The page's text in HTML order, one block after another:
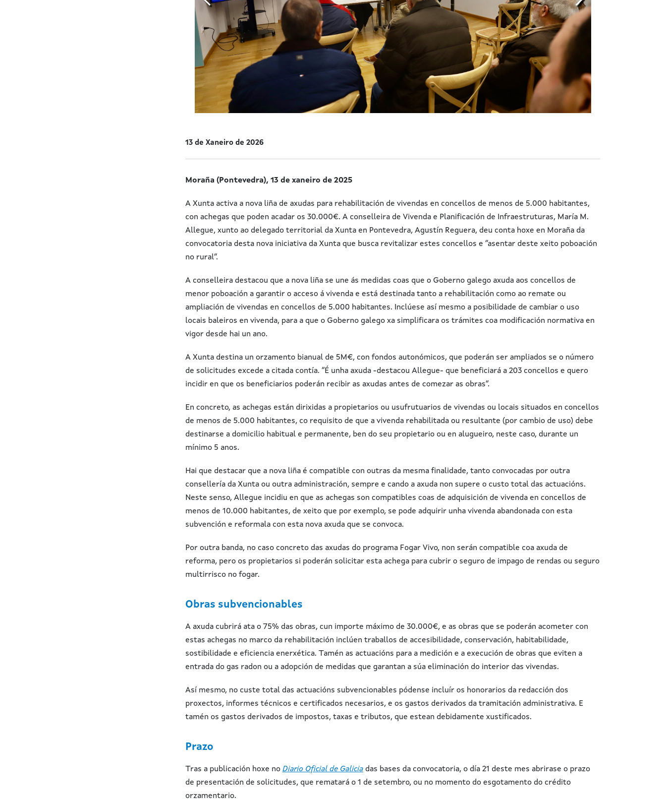
13 de Xaneiro de 2026
Moraña (Pontevedra), 13 de xaneiro de 2025
A Xunta activa a nova liña de axudas para rehabilitación de vivendas en concellos de menos de 5.000 habitantes,
con achegas que poden acadar os 30.000€. A conselleira de Vivenda e Planificación de Infraestruturas, María M.
Allegue, xunto ao delegado territorial da Xunta en Pontevedra, Agustín Reguera, deu conta hoxe en Moraña da
convocatoria desta nova iniciativa da Xunta que busca revitalizar estes concellos e “asentar deste xeito poboación
no rural”.
A conselleira destacou que a nova liña se une ás medidas coas que o Goberno galego axuda aos concellos de
menor poboación a garantir o acceso á vivenda e está destinada tanto a rehabilitación como ao remate ou
ampliación de vivendas en concellos de 5.000 habitantes. Inclúese así mesmo a posibilidade de cambiar o uso
locais baleiros en vivenda, para a que o Goberno galego xa simplificara os trámites coa modificación normativa en
vigor desde hai un ano.
A Xunta destina un orzamento bianual de 5M€, con fondos autonómicos, que poderán ser ampliados se o número
de solicitudes excede a citada contía. “É unha axuda -destacou Allegue- que beneficiará a 203 concellos e quero
incidir en que os beneficiarios poderán recibir as axudas antes de comezar as obras”.
En concreto, as achegas están dirixidas a propietarios ou usufrutuarios de vivendas ou locais situados en concellos
de menos de 5.000 habitantes, co requisito de que a vivenda rehabilitada ou resultante (por cambio de uso) debe
destinarse a domicilio habitual e permanente, ben do seu propietario ou en alugueiro, neste caso, durante un
mínimo 5 anos.
Hai que destacar que a nova liña é compatible con outras da mesma finalidade, tanto convocadas por outra
consellería da Xunta ou outra administración, sempre e cando a axuda non supere o custo total das actuacións.
Neste senso, Allegue incidiu en que as achegas son compatibles coas de adquisición de vivenda en concellos de
menos de 10.000 habitantes, de xeito que por exemplo, se pode adquirir unha vivenda abandonada con esta
subvención e reformala con esta nova axuda que se convoca.
Por outra banda, no caso concreto das axudas do programa Fogar Vivo, non serán compatible coa axuda de
reforma, pero os propietarios si poderán solicitar esta achega para cubrir o seguro de impago de rendas ou seguro
multirrisco no fogar.
Obras subvencionables
A axuda cubrirá ata o 75% das obras, cun importe máximo de 30.000€, e as obras que se poderán acometer con
estas achegas no marco da rehabilitación inclúen traballos de accesibilidade, conservación, habitabilidade,
sostibilidade e eficiencia enerxética. Tamén as actuacións para a medición e a execución de obras que eviten a
entrada do gas radon ou a adopción de medidas que garantan a súa eliminación do interior das vivendas.
Así mesmo, no custe total das actuacións subvencionables pódense incluír os honorarios da redacción dos
proxectos, informes técnicos e certificados necesarios, e os gastos derivados da tramitación administrativa. E
tamén os gastos derivados de impostos, taxas e tributos, que estean debidamente xustificados.
Prazo
Tras a publicación hoxe no Diario Oficial de Galicia das bases da convocatoria, o día 21 deste mes abrirase o prazo
de presentación de solicitudes, que rematará o 1 de setembro, ou no momento do esgotamento do crédito
orzamentario.